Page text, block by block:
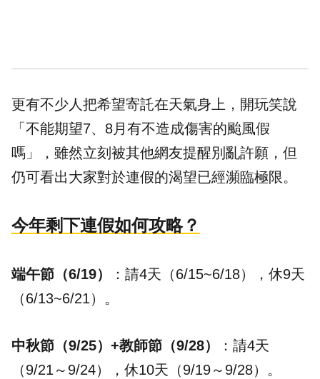
更有不少人把希望寄託在天氣身上，開玩笑說
「不能期望7、8月有不造成傷害的颱風假
嗎」，雖然立刻被其他網友提醒別亂許願，但
仍可看出大家對於連假的渴望已經瀕臨極限。
今年剩下連假如何攻略？
端午節（6/19）
：請4天（6/15~6/18），休9天
（6/13~6/21）。
中秋節（9/25）+教師節（9/28）
：請4天
（9/21～9/24），休10天（9/19～9/28）。